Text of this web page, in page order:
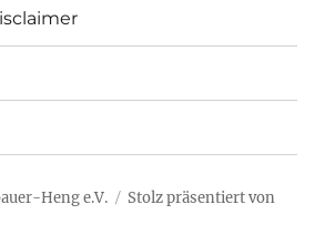
Heng e.V.
Stolz präsentiert von